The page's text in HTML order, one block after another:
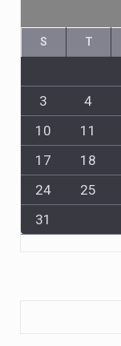
S T
3
4
10
11
17
18
24
25
31